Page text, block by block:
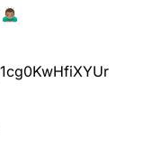
wHfiXYUr